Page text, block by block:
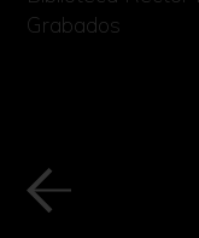
Grabados